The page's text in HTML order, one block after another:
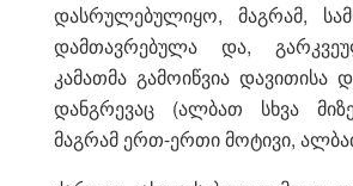
დასრულებულიყო, მაგრამ,
დამთავრებულა და,
კამათმა გამოიწვია დავითისა
დანგრევაც (ალბათ სხვა
მაგრამ ერთ-ერთი მოტივი,